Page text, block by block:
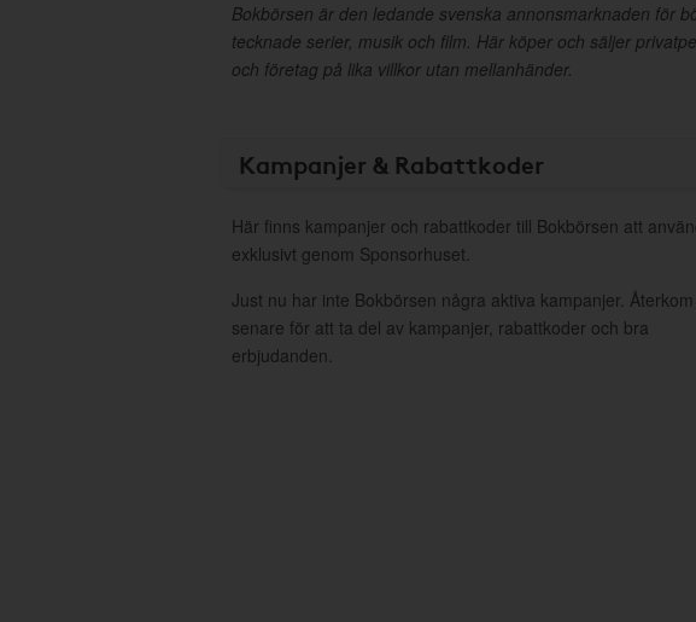
Bokbörsen är den ledande svenska annonsmarknaden för
tecknade serier, musik och film. Här köper och säljer
och företag på lika villkor utan mellanhänder.
Kampanjer & Rabattkoder
Här finns kampanjer och rabattkoder till Bokbörsen att
exklusivt genom Sponsorhuset.
Just nu har inte Bokbörsen några aktiva kampanjer.
senare för att ta del av kampanjer, rabattkoder och bra
erbjudanden.